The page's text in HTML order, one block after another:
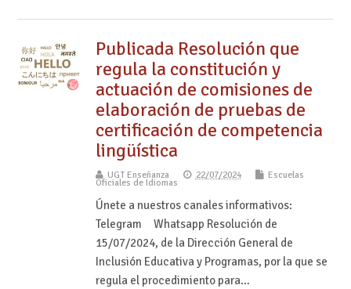
Publicada Resolución que
regula la constitución y
actuación de comisiones de
elaboración de pruebas de
certificación de competencia
lingüística
UGT Enseñanza 22/07/2024 Escuelas
Oficiales de Idiomas
Únete a nuestros canales informativos:
Telegram Whatsapp Resolución de
15/07/2024, de la Dirección General de
Inclusión Educativa y Programas, por la que se
regula el procedimiento para…